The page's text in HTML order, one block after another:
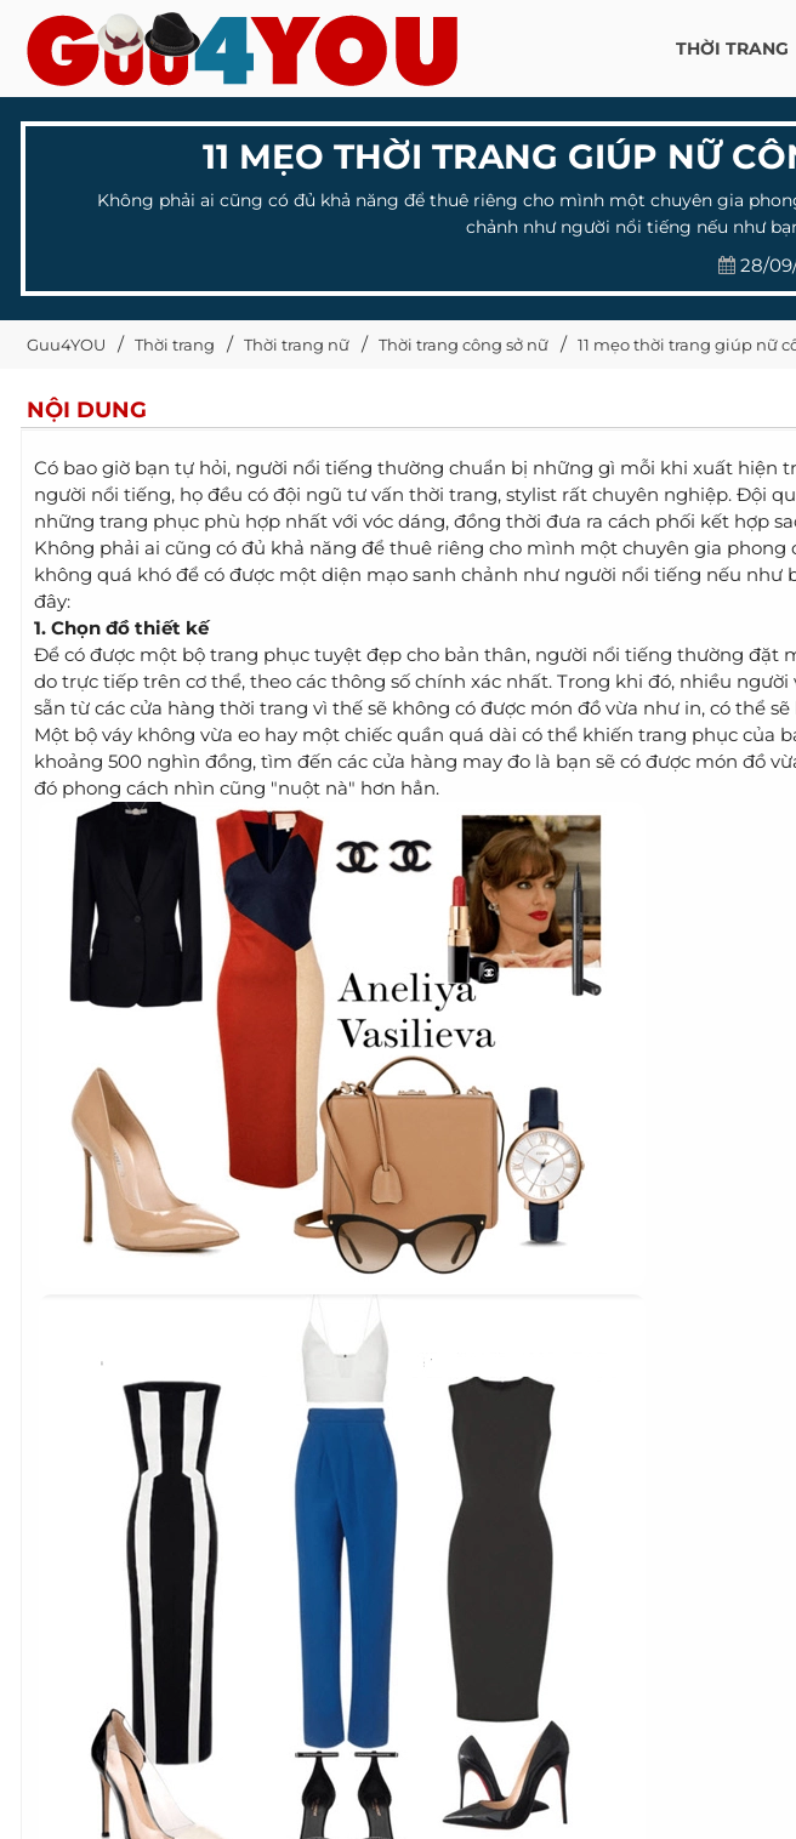
THỜI TRANG
11 MẸO THỜI TRANG GIÚP NỮ
Không phải ai cũng có đủ khả năng để thuê riêng cho mình một chuyên gia
chảnh như người nổi tiếng nếu như
28/09/
Guu4YOU Thời trang Thời trang nữ Thời trang công sở nữ 11 mẹo thời trang giúp nữ
NỘI DUNG
Có bao giờ bạn tự hỏi, người nổi tiếng thường chuẩn bị những gì mỗi khi xuất hiện
người nổi tiếng, họ đều có đội ngũ tư vấn thời trang, stylist rất chuyên nghiệp. Đội
những trang phục phù hợp nhất với vóc dáng, đồng thời đưa ra cách phối kết hợp
Không phải ai cũng có đủ khả năng để thuê riêng cho mình một chuyên gia phong
không quá khó để có được một diện mạo sanh chảnh như người nổi tiếng nếu
đây:
1. Chọn đồ thiết kế
Để có được một bộ trang phục tuyệt đẹp cho bản thân, người nổi tiếng thường đặt
do trực tiếp trên cơ thể, theo các thông số chính xác nhất. Trong khi đó, nhiều
sẵn từ các cửa hàng thời trang vì thế sẽ không có được món đồ vừa như in, có thể
Một bộ váy không vừa eo hay một chiếc quần quá dài có thể khiến trang phục của
khoảng 500 nghìn đồng, tìm đến các cửa hàng may đo là bạn sẽ có được món đồ
đó phong cách nhìn cũng "nuột nà" hơn hẳn.